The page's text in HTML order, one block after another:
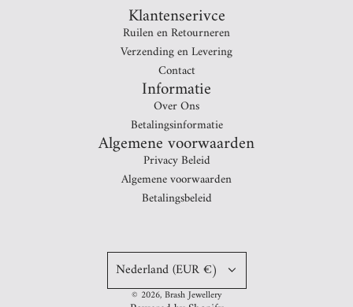
Klantenserivce
Ruilen en Retourneren
Verzending en Levering
Contact
Informatie
Over Ons
Betalingsinformatie
Algemene voorwaarden
Privacy Beleid
Algemene voorwaarden
Betalingsbeleid
Nederland (EUR €)
© 2026, Brash Jewellery